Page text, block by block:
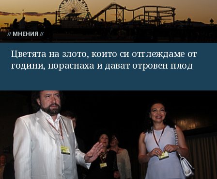
МНЕНИЯ
Цветята на злото, които си отглеждаме от
години, пораснаха и дават отровен плод